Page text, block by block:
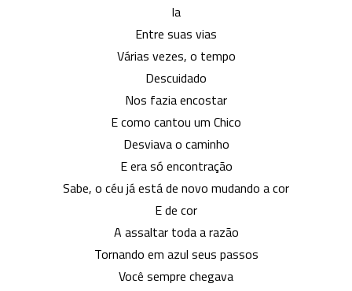
Ia
Entre suas vias
Várias vezes, o tempo
Descuidado
Nos fazia encostar
E como cantou um Chico
Desviava o caminho
E era só encontração
Sabe, o céu já está de novo mudando a cor
E de cor
A assaltar toda a razão
Tornando em azul seus passos
Você sempre chegava